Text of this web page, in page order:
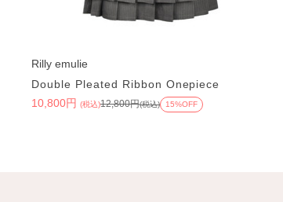
Rilly emulie
Double Pleated Ribbon Onepiece
10,800円 (税込)12,800円(税込) 15%OFF